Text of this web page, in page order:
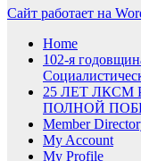
Сайт работает на
Home
102-я
25 ЛЕТ
ПОЛНОЙ
Member
My Account
My Profile